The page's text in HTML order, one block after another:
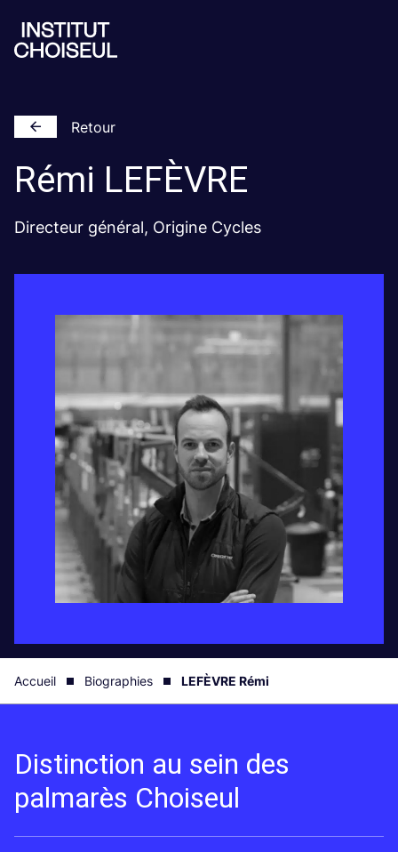
Retour
Rémi LEFÈVRE
Directeur général, Origine Cycles
Accueil Biographies LEFÈVRE Rémi
Distinction au sein des
palmarès Choiseul